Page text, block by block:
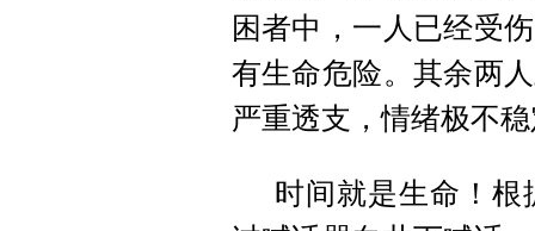
困者中，一人已经受
有生命危险。其余两
严重透支，情绪极不
时间就是生命！